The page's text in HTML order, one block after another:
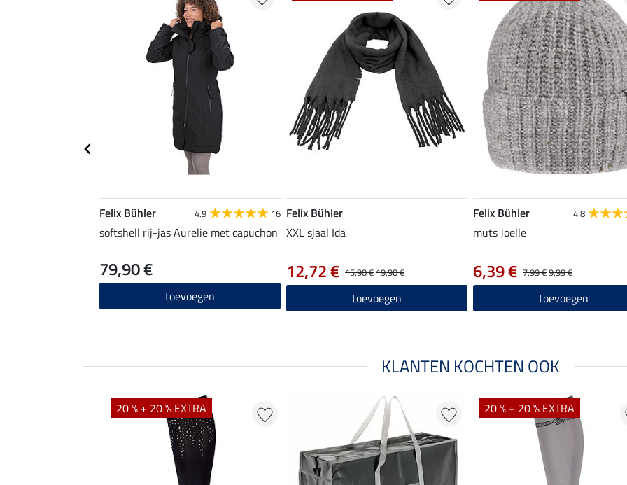
Felix Bühler 4.9 16
softshell rij-jas Aurelie met capuchon
79,90 €
toevoegen
Felix Bühler
XXL sjaal Ida
15,90 €19,90 €
12,72 €
toevoegen
Felix Bühler 4.8
muts Joelle
7,99 €9,99 €
6,39 €
toevoegen
KLANTEN KOCHTEN OOK
20 % + 20 % EXTRA 20 % + 20 % EXTRA